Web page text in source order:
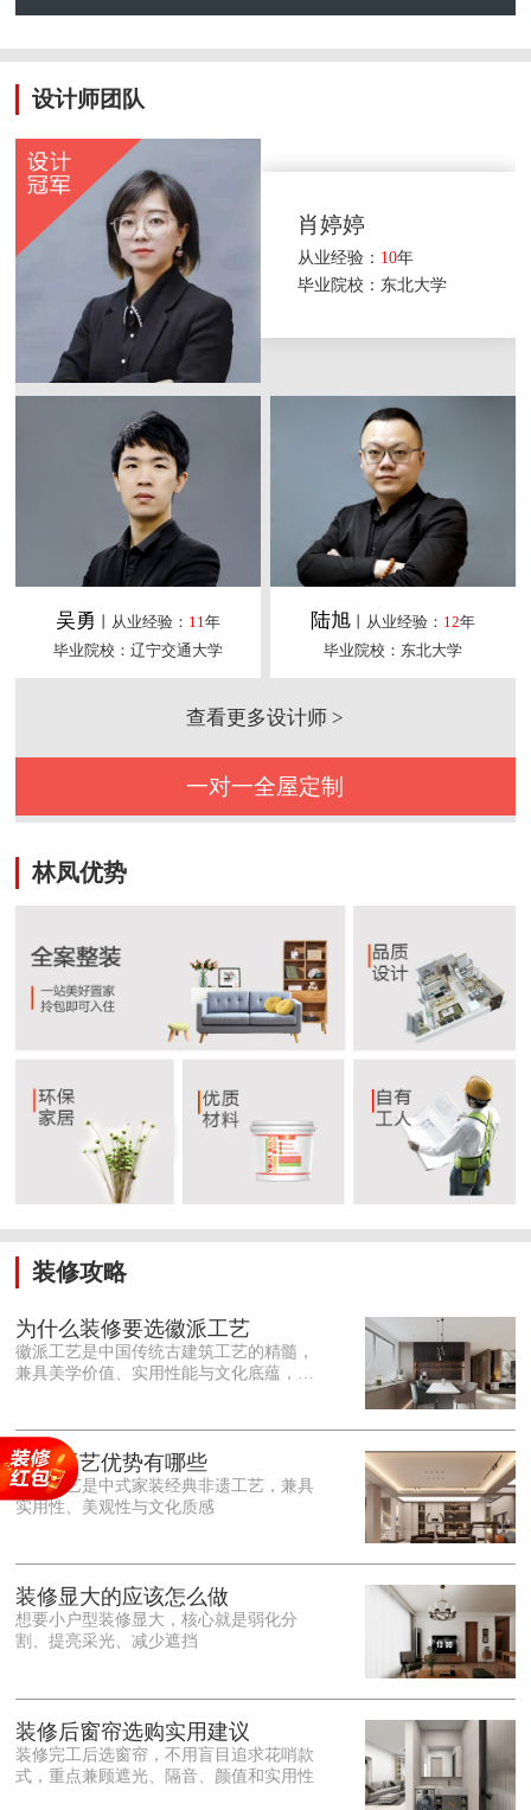
设计师团队
肖婷婷
从业经验： 10年
毕业院校：东北大学
吴勇 丨从业经验： 11年
毕业院校：辽宁交通大学
陆旭丨从业经验： 12年
毕业院校：东北大学
查看更多设计师 >
一对一全屋定制
林凤优势
装修攻略
为什么装修要选徽派工艺
徽派工艺是中国传统古建筑工艺的精髓，
兼具美学价值、实用性能与文化底蕴，优
雕细琢的砖、木、石雕为特色，线条古朴
大气，意境悠远，自带东方中式雅致韵
味，耐看且不易过时。<o:p></o:p> 在工
艺品质上，徽派工艺遵循古法匠心工序，
保耐用，抗风化、耐腐蚀，使用
徽派工艺优势有哪些
徽派工艺是中式家装经典非遗工艺，兼具
实用性、美观性与文化质感
装修显大的应该怎么做
想要小户型装修显大，核心就是弱化分
割、提亮采光、减少遮挡
装修后窗帘选购实用建议
装修完工后选窗帘，不用盲目追求花哨款
式，重点兼顾遮光、隔音、颜值和实用性